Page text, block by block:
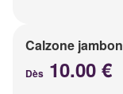
Calzone jambon
Dès 10.00 €